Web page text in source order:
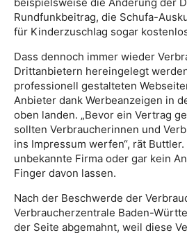
Rundfunkbeitrag, die Schufa-
für Kinderzuschlag sogar
Dass dennoch immer wieder
Drittanbietern hereingelegt
professionell gestalteten
Anbieter dank Werbeanzeigen in
oben landen. „Bevor ein Vertrag
sollten Verbraucherinnen und
ins Impressum werfen“, rät
unbekannte Firma oder gar kein
Finger davon lassen.
Nach der Beschwerde der
Verbraucherzentrale Baden-
der Seite abgemahnt, weil diese